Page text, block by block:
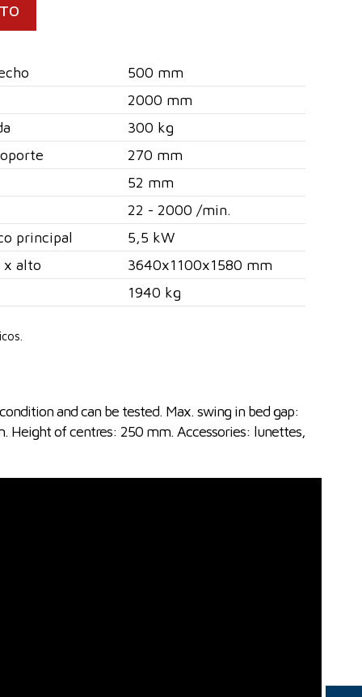
500 mm
2000 mm
300 kg
270 mm
52 mm
22 - 2000 /min.
principal
5,5 kW
x alto
3640x1100x1580 mm
1940 kg
and can be tested. Max. swing in bed gap:
Height of centres: 250 mm. Accessories: lunettes,